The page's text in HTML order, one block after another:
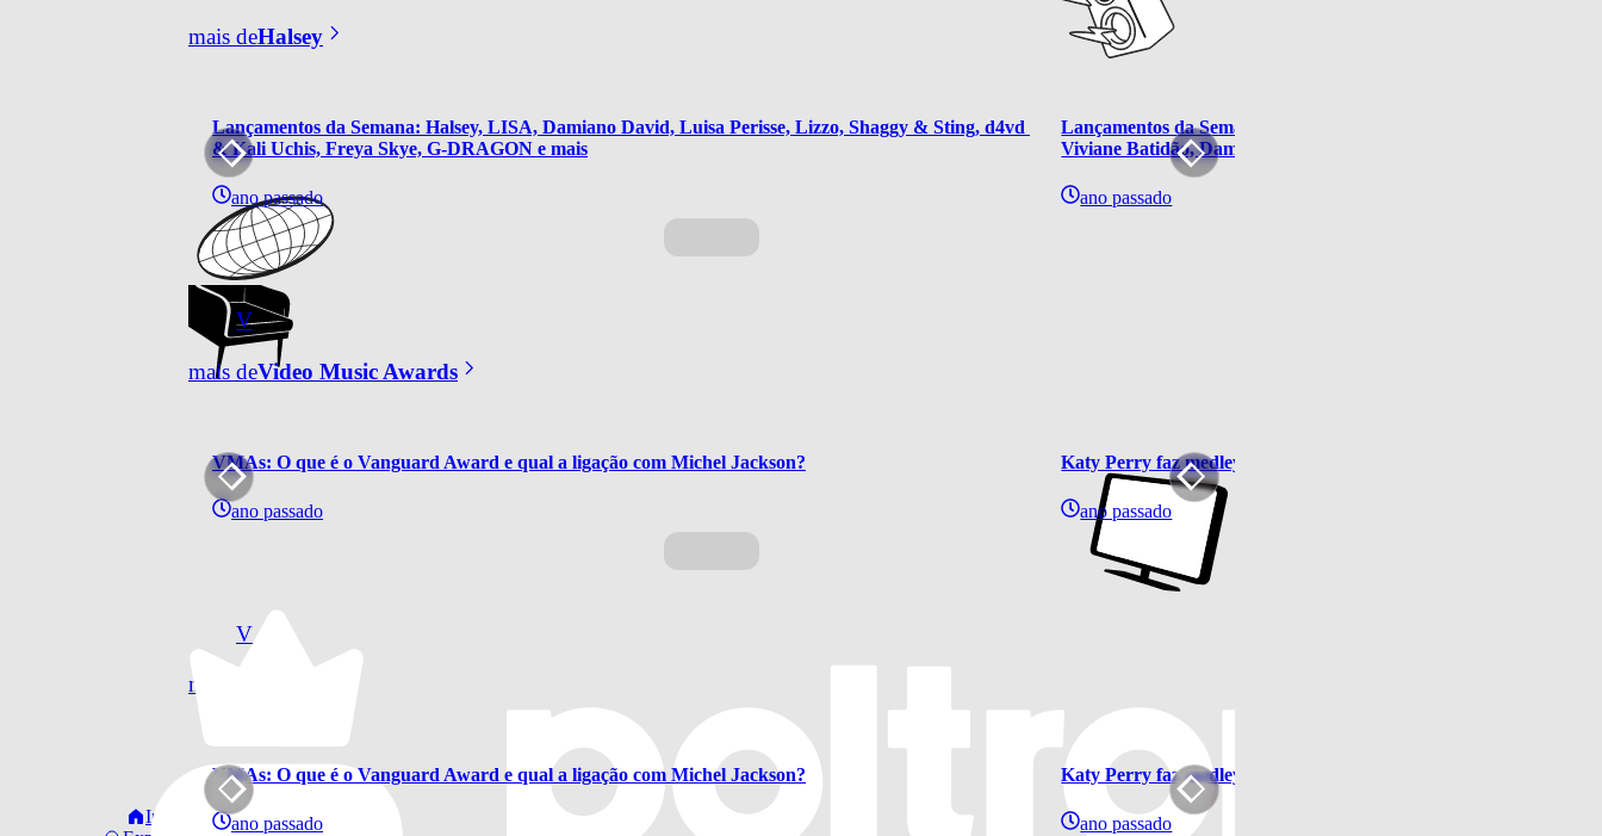
Início
mais deHalsey
Lançamentos da Semana: Halsey, LISA, Damiano David, Luisa Perisse, Lizzo, Shaggy & Sting, d4vd
& Kali Uchis, Freya Skye, G-DRAGON e mais
ano passado
Lançamentos da Semana: Lady Gaga, Belinda, Yasmin
Viviane Batidão, Damiano David, Halsey e mais
ano passado
V
mais deVideo Music Awards
VMAs: O que é o Vanguard Award e qual a ligação com Michel Jackson?
ano passado
Katy Perry faz medley de grandes sucessos em performance
ano passado
V
mais de
VMAs: O que é o Vanguard Award e qual a ligação com Michel Jackson?
ano passado
Katy Perry faz medley de grandes sucessos em performance
ano passado